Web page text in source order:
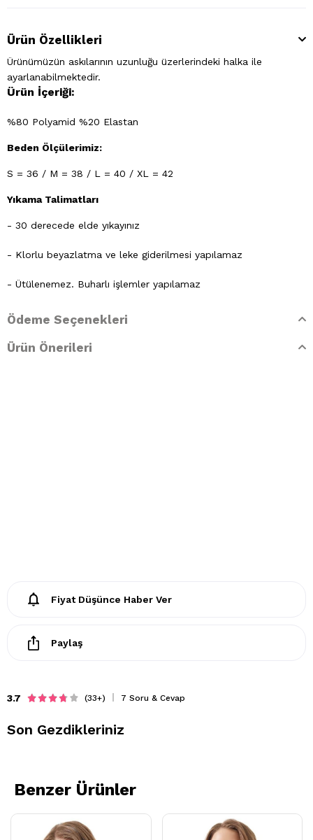
Ürün Özellikleri
Ürünümüzün askılarının uzunluğu üzerlerindeki halka ile
ayarlanabilmektedir.
Ürün İçeriği:
%80 Polyamid %20 Elastan
Beden Ölçülerimiz:
S = 36 / M = 38 / L = 40 / XL = 42
Yıkama Talimatları
- 30 derecede elde yıkayınız
- Klorlu beyazlatma ve leke giderilmesi yapılamaz
- Ütülenemez. Buharlı işlemler yapılamaz
- Kuru temizleme işlemine izin verilemez.
- Lekelerin çözücülerle giderilmesine izin verilmez
Ödeme Seçenekleri
Ürün Önerileri
Fiyat Düşünce Haber Ver
Paylaş
3.7 (33+) 7 Soru & Cevap
Son Gezdikleriniz
Benzer Ürünler